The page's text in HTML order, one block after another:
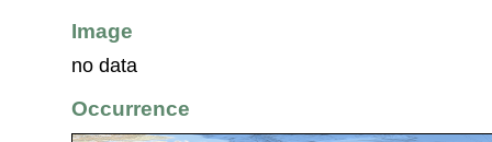
Image
no data
Occurrence